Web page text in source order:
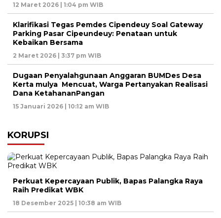
12 Maret 2026 | 1:04 pm WIB
Klarifikasi Tegas Pemdes Cipendeuy Soal Gateway
Parking Pasar Cipeundeuy: Penataan untuk
Kebaikan Bersama
2 Maret 2026 | 3:37 pm WIB
Dugaan Penyalahgunaan Anggaran BUMDes Desa
Kerta mulya Mencuat, Warga Pertanyakan Realisasi
Dana KetahananPangan
15 Januari 2026 | 10:12 am WIB
KORUPSI
Perkuat Kepercayaan Publik, Bapas Palangka Raya
Raih Predikat WBK
18 Desember 2025 | 10:38 am WIB